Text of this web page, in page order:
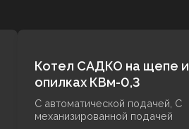
Котел САДКО на щепе и
опилках КВм-0,3
С автоматической подачей, С
механизированной подачей